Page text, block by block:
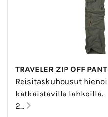
TRAVELER ZIP OFF
Reisitaskuhousut
katkaistavilla lahkeilla.
2...